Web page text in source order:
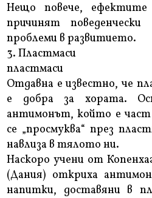
Нещо повече,
причинят
проблеми в развитието.
3. Пластмаси
пластмаси
Отдавна е известно, че
е добра за хората.
антимонът, който е
се „просмуква“ през
навлиза в тялото ни.
Наскоро учени от
(Дания) откриха
напитки, доставяни в